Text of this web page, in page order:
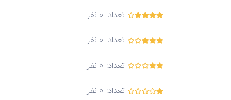
تعداد: 0 نفر
تعداد: 0 نفر
تعداد: 0 نفر
تعداد: 0 نفر